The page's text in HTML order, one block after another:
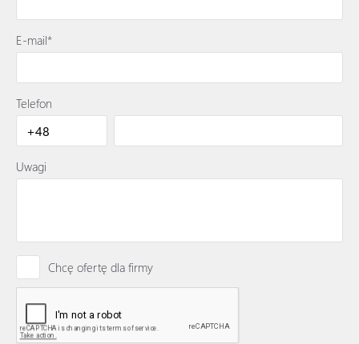
E-mail*
Telefon
Uwagi
Chcę ofertę dla firmy